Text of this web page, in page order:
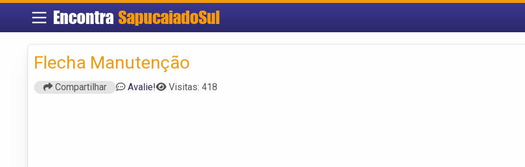
Encontra SapucaiadoSul
Flecha Manutenção
Compartilhar Avalie! Visitas: 418